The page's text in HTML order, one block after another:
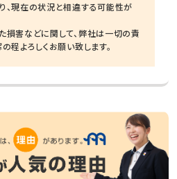
、現在の状況と相違する可能性が
損害などに関して、弊社は一切の責
程よろしくお願い致します。